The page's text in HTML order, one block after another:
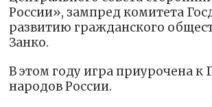
России», зампред комитета
развитию гражданского
Занко.
В этом году игра приурочена к
народов России.